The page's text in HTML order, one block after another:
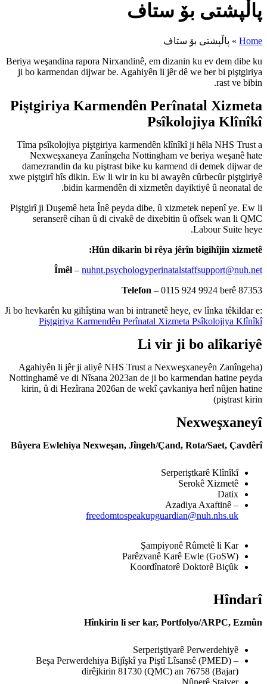
Beriya weşandina rapora
ji bo karmendan dijwar be.
Piştgiriya
Tîma psîkolojiya piştgiriya
Nexweşxaneya Zanîngeha
damezrandin da ku piştrast
xwe piştgirî hîs dikin. Ew li wir
bidin karmendên
Piştgirî ji Duşemê heta Înê
seranserê cihan û di
Hûn
Îmêl–
Ji bo hevkarên ku gihîştina wan
Piştgiriya Karmendên
(Agahiyên li jêr ji aliyê NHS
Nottinghamê ve di Nîsana
kirin, û di Hezîrana 2026an
Bûyera Ewlehiya Nexweşan,
Hînkirin li
Beşa Perwerdehiya
dirêjkirin